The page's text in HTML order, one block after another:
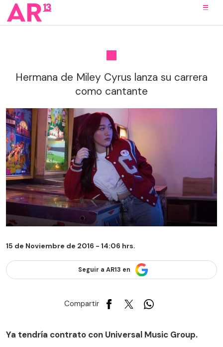
Hermana de Miley Cyrus lanza su carrera
como cantante
15 de Noviembre de 2016 - 14:06 hrs.
Seguir a AR13 en
Compartir
Ya tendría contrato con Universal Music Group.